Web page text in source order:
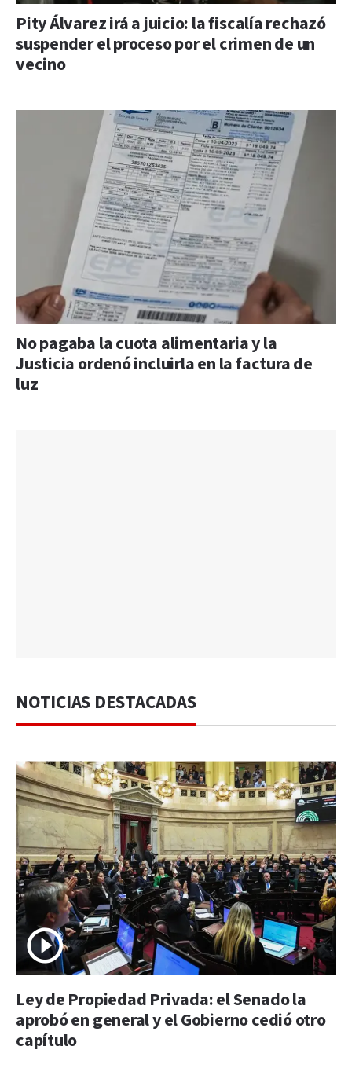
Pity Álvarez irá a juicio: la fiscalía rechazó
suspender el proceso por el crimen de un
vecino
No pagaba la cuota alimentaria y la
Justicia ordenó incluirla en la factura de
luz
NOTICIAS DESTACADAS
Ley de Propiedad Privada: el Senado la
aprobó en general y el Gobierno cedió otro
capítulo